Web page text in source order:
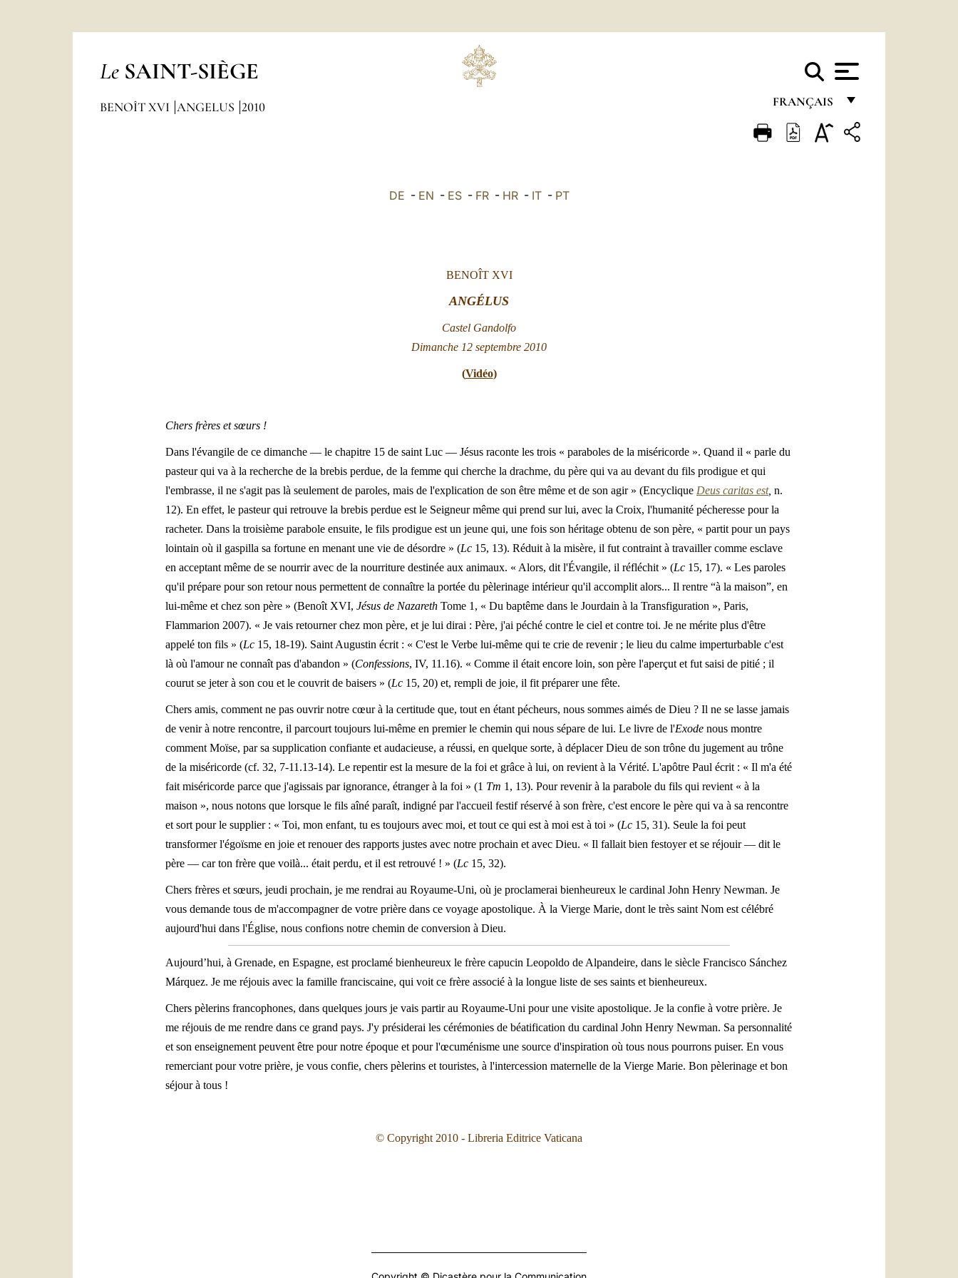
Le SAINT-SIÈGE
FRANÇAIS
FRANÇAIS
BENOÎT XVI ANGELUS 2010
DE - EN - ES- FR- HR- IT- PT
BENOÎT XVI
ANGÉLUS
Castel Gandolfo
Dimanche 12 septembre 2010
(Vidéo)
Chers frères et sœurs !
Dans l'évangile de ce dimanche — le chapitre 15 de saint Luc — Jésus raconte les trois « paraboles de la miséricorde ». Quand il « parle du
pasteur qui va à la recherche de la brebis perdue, de la femme qui cherche la drachme, du père qui va au devant du fils prodigue et qui
l'embrasse, il ne s'agit pas là seulement de paroles, mais de l'explication de son être même et de son agir » (Encyclique Deus caritas est, n.
12). En effet, le pasteur qui retrouve la brebis perdue est le Seigneur même qui prend sur lui, avec la Croix, l'humanité pécheresse pour la
racheter. Dans la troisième parabole ensuite, le fils prodigue est un jeune qui, une fois son héritage obtenu de son père, « partit pour un pays
lointain où il gaspilla sa fortune en menant une vie de désordre » (Lc 15, 13). Réduit à la misère, il fut contraint à travailler comme esclave
en acceptant même de se nourrir avec de la nourriture destinée aux animaux. « Alors, dit l'Évangile, il réfléchit » (Lc 15, 17). « Les paroles
qu'il prépare pour son retour nous permettent de connaître la portée du pèlerinage intérieur qu'il accomplit alors... Il rentre “à la maison”, en
lui-même et chez son père » (Benoît XVI, Jésus de Nazareth Tome 1, « Du baptême dans le Jourdain à la Transfiguration », Paris,
Flammarion 2007). « Je vais retourner chez mon père, et je lui dirai : Père, j'ai péché contre le ciel et contre toi. Je ne mérite plus d'être
appelé ton fils » (Lc 15, 18-19). Saint Augustin écrit : « C'est le Verbe lui-même qui te crie de revenir ; le lieu du calme imperturbable c'est
là où l'amour ne connaît pas d'abandon » (Confessions, IV, 11.16). « Comme il était encore loin, son père l'aperçut et fut saisi de pitié ; il
courut se jeter à son cou et le couvrit de baisers » (Lc 15, 20) et, rempli de joie, il fit préparer une fête.
Chers amis, comment ne pas ouvrir notre cœur à la certitude que, tout en étant pécheurs, nous sommes aimés de Dieu ? Il ne se lasse jamais
de venir à notre rencontre, il parcourt toujours lui-même en premier le chemin qui nous sépare de lui. Le livre de l'Exode nous montre
comment Moïse, par sa supplication confiante et audacieuse, a réussi, en quelque sorte, à déplacer Dieu de son trône du jugement au trône
de la miséricorde (cf. 32, 7-11.13-14). Le repentir est la mesure de la foi et grâce à lui, on revient à la Vérité. L'apôtre Paul écrit : « Il m'a été
fait miséricorde parce que j'agissais par ignorance, étranger à la foi » (1 Tm 1, 13). Pour revenir à la parabole du fils qui revient « à la
maison », nous notons que lorsque le fils aîné paraît, indigné par l'accueil festif réservé à son frère, c'est encore le père qui va à sa rencontre
et sort pour le supplier : « Toi, mon enfant, tu es toujours avec moi, et tout ce qui est à moi est à toi » (Lc 15, 31). Seule la foi peut
transformer l'égoïsme en joie et renouer des rapports justes avec notre prochain et avec Dieu. « Il fallait bien festoyer et se réjouir — dit le
père — car ton frère que voilà... était perdu, et il est retrouvé ! » (Lc 15, 32).
Chers frères et sœurs, jeudi prochain, je me rendrai au Royaume-Uni, où je proclamerai bienheureux le cardinal John Henry Newman. Je
vous demande tous de m'accompagner de votre prière dans ce voyage apostolique. À la Vierge Marie, dont le très saint Nom est célébré
aujourd'hui dans l'Église, nous confions notre chemin de conversion à Dieu.
Aujourd’hui, à Grenade, en Espagne, est proclamé bienheureux le frère capucin Leopoldo de Alpandeire, dans le siècle Francisco Sánchez
Márquez. Je me réjouis avec la famille franciscaine, qui voit ce frère associé à la longue liste de ses saints et bienheureux.
Chers pèlerins francophones, dans quelques jours je vais partir au Royaume-Uni pour une visite apostolique. Je la confie à votre prière. Je
me réjouis de me rendre dans ce grand pays. J'y présiderai les cérémonies de béatification du cardinal John Henry Newman. Sa personnalité
et son enseignement peuvent être pour notre époque et pour l'œcuménisme une source d'inspiration où tous nous pourrons puiser. En vous
remerciant pour votre prière, je vous confie, chers pèlerins et touristes, à l'intercession maternelle de la Vierge Marie. Bon pèlerinage et bon
séjour à tous !
© Copyright 2010 - Libreria Editrice Vaticana